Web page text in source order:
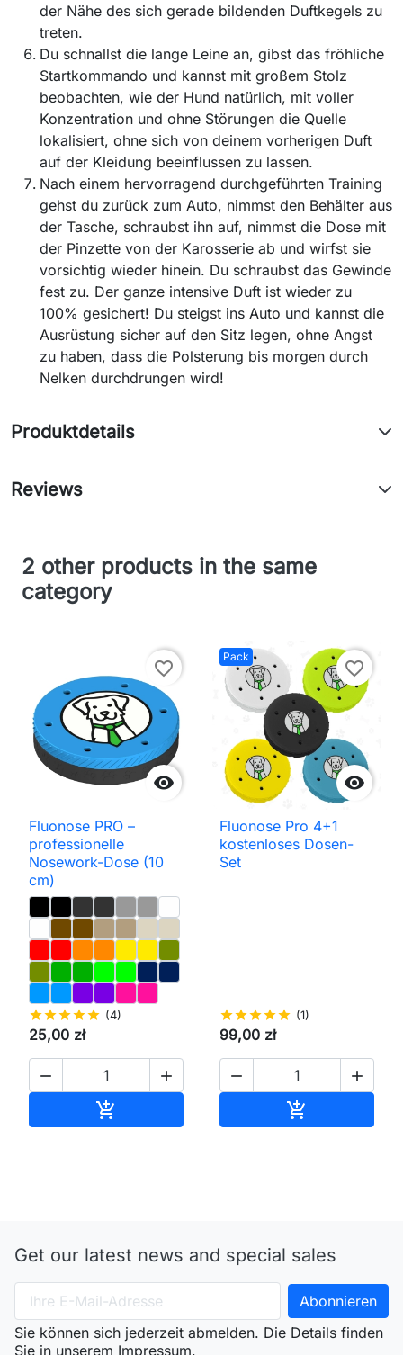
der Nähe des sich gerade bildenden Duftkegels zu
treten.
Du schnallst die lange Leine an, gibst das fröhliche
Startkommando und kannst mit großem Stolz
beobachten, wie der Hund natürlich, mit voller
Konzentration und ohne Störungen die Quelle
lokalisiert, ohne sich von deinem vorherigen Duft
auf der Kleidung beeinflussen zu lassen.
Nach einem hervorragend durchgeführten Training
gehst du zurück zum Auto, nimmst den Behälter aus
der Tasche, schraubst ihn auf, nimmst die Dose mit
der Pinzette von der Karosserie ab und wirfst sie
vorsichtig wieder hinein. Du schraubst das Gewinde
fest zu. Der ganze intensive Duft ist wieder zu
100% gesichert! Du steigst ins Auto und kannst die
Ausrüstung sicher auf den Sitz legen, ohne Angst
zu haben, dass die Polsterung bis morgen durch
Nelken durchdrungen wird!
Produktdetails
Reviews
2 other products in the same
category

favorite_border
Fluonose PRO –
professionelle
Nosework-Dose (10
cm)
starstarstarstarstar (4)
25,00 zł
 

Pack

favorite_border
Fluonose Pro 4+1
kostenloses Dosen-
Set
starstarstarstarstar (1)
99,00 zł
 

Get our latest news and special sales
Sie können sich jederzeit abmelden. Die Details finden
Sie in unserem Impressum.